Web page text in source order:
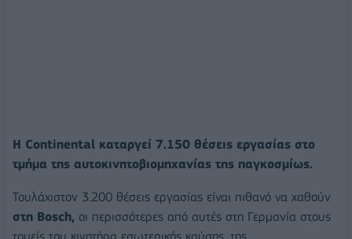
Η Continental καταργεί 7.150 θέσεις εργασίας στο
τμήμα της αυτοκινητοβιομηχανίας της παγκοσμίως.
Τουλάχιστον 3.200 θέσεις εργασίας είναι πιθανό να χαθούν
στη Bosch, οι περισσότερες από αυτές στη Γερμανία στους